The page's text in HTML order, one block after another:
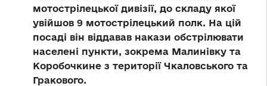
мотострілецької дивізії, до складу якої
увійшов 9 мотострілецький полк. На цій
посаді він віддавав накази обстрілювати
населені пункти, зокрема Малинівку та
Коробочкине з території Чкаловського та
Гракового.